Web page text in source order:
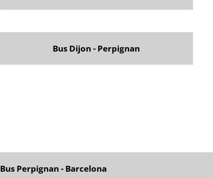
Bus Dijon - Perpignan
Bus Perpignan - Barcelona